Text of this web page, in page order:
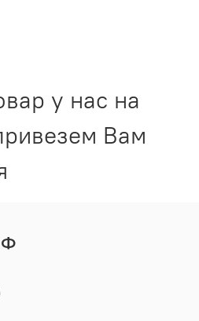
у нас на
Вам